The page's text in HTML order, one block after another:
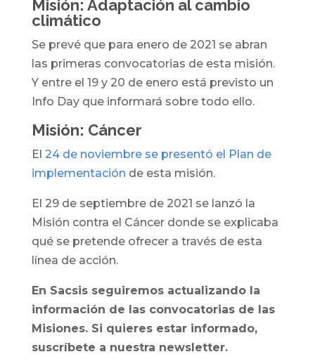
Misión: Adaptación al cambio
climático
Se prevé que para enero de 2021 se abran
las primeras convocatorias de esta misión.
Y entre el 19 y 20 de enero está previsto un
Info Day que informará sobre todo ello.
Misión: Cáncer
El 24 de noviembre se presentó el Plan de
implementación de esta misión.
El 29 de septiembre de 2021 se lanzó la
Misión contra el Cáncer donde se explicaba
qué se pretende ofrecer a través de esta
línea de acción.
En Sacsis seguiremos actualizando la
información de las convocatorias de las
Misiones. Si quieres estar informado,
suscríbete a nuestra newsletter.